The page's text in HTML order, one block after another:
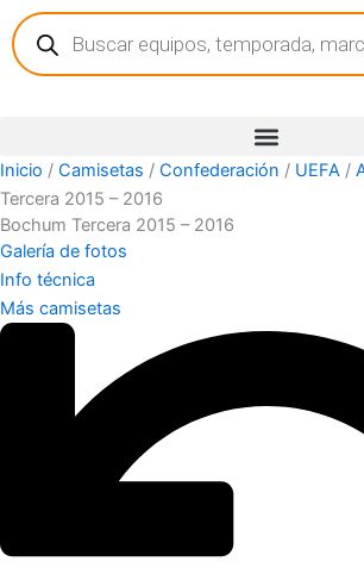
contenido
Búsqueda
de
productos
Inicio / Camisetas / Confederación / UEFA /
Tercera 2015 – 2016
Bochum Tercera 2015 – 2016
Galería de fotos
Info técnica
Más camisetas